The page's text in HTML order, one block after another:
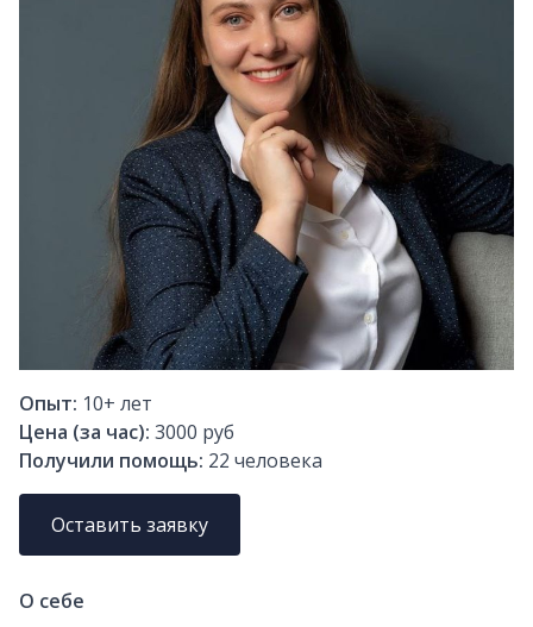
Опыт: 10+ лет
Цена (за час): 3000 руб
Получили помощь: 22 человека
Оставить заявку
О себе